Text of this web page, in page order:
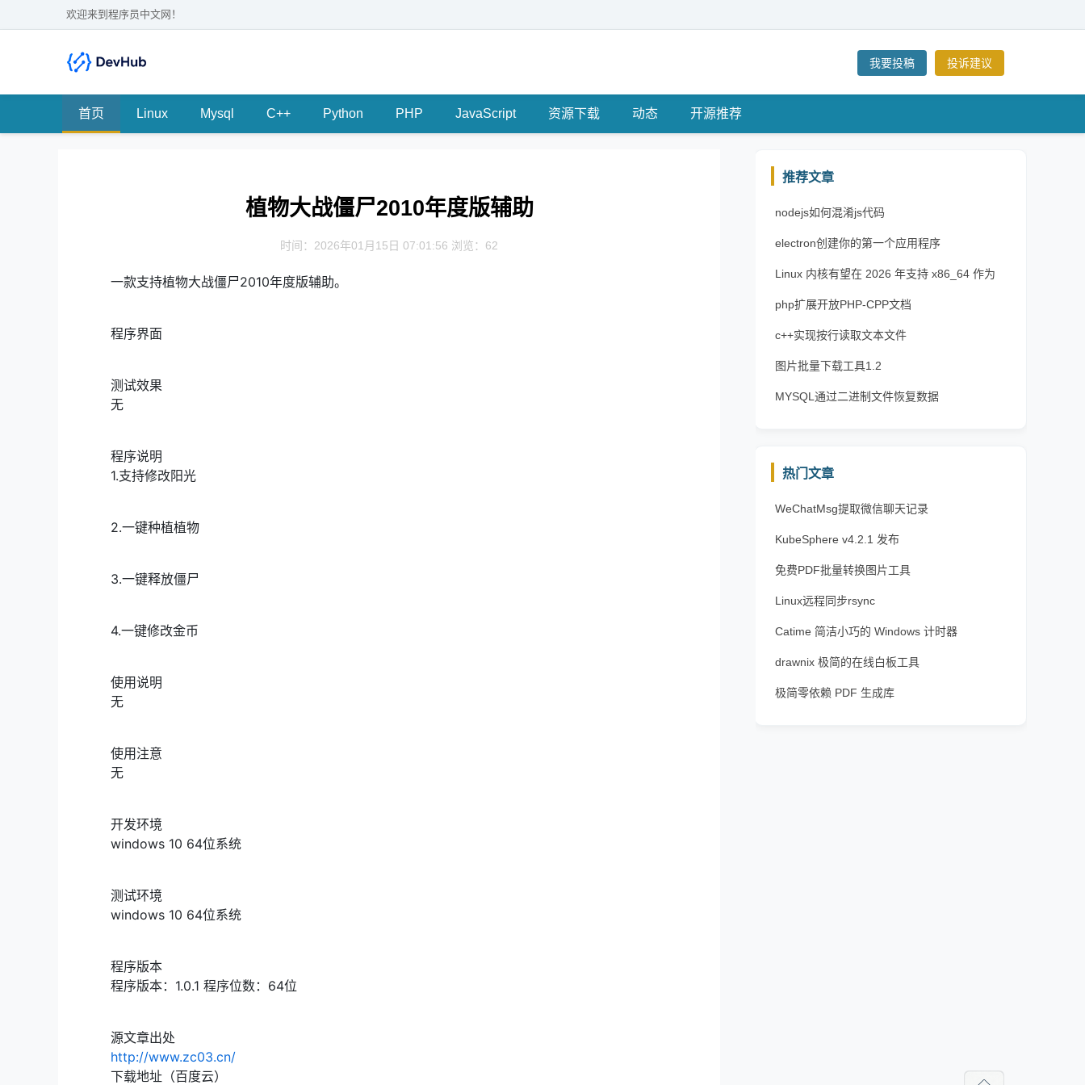
欢迎来到程序员中文网！
我要投稿 投诉建议
首页 Linux Mysql C++ Python PHP JavaScript 资源下载 动态 开源推荐
植物大战僵尸2010年度版辅助
时间：2026年01月15日 07:01:56 浏览：62
一款支持植物大战僵尸2010年度版辅助。
程序界面
测试效果
无
程序说明
1.支持修改阳光
2.一键种植植物
3.一键释放僵尸
4.一键修改金币
使用说明
无
使用注意
无
开发环境
windows 10 64位系统
测试环境
windows 10 64位系统
程序版本
程序版本：1.0.1 程序位数：64位
源文章出处
http://www.zc03.cn/
下载地址（百度云）
推荐文章
nodejs如何混淆js代码
electron创建你的第一个应用程序
Linux 内核有望在 2026 年支持 x86_64 作为
PIE 链接
php扩展开放PHP-CPP文档
c++实现按行读取文本文件
图片批量下载工具1.2
MYSQL通过二进制文件恢复数据
热门文章
WeChatMsg提取微信聊天记录
KubeSphere v4.2.1 发布
免费PDF批量转换图片工具
Linux远程同步rsync
Catime 简洁小巧的 Windows 计时器
drawnix 极简的在线白板工具
极简零依赖 PDF 生成库